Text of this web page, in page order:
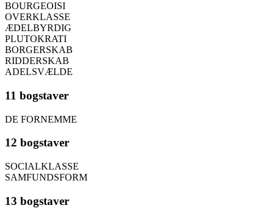
BOURGEOISI
OVERKLASSE
ÆDELBYRDIG
PLUTOKRATI
BORGERSKAB
RIDDERSKAB
ADELSVÆLDE
11 bogstaver
DE FORNEMME
12 bogstaver
SOCIALKLASSE
SAMFUNDSFORM
13 bogstaver